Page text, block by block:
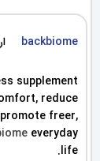
backbiome
supplement
reduce
freer,
everyday
life.